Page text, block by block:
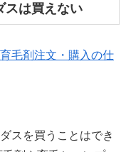
スは買えない
育毛剤注文・購入の仕
スを買うことはでき